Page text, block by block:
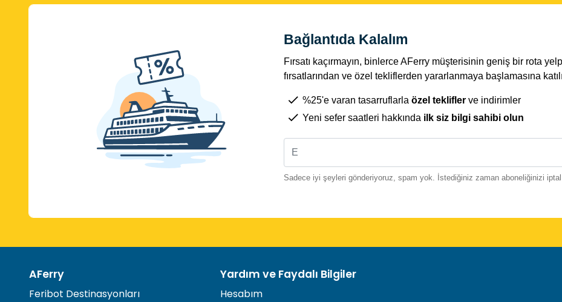
Bağlantıda Kalalım
Fırsatı kaçırmayın, binlerce AFerry müşterisinin geniş bir rota
fırsatlarından ve özel tekliflerden yararlanmaya başlamasına
%25'e varan tasarruflarla özel teklifler ve indirimler
Yeni sefer saatleri hakkında ilk siz bilgi sahibi olun
Sadece iyi şeyleri gönderiyoruz, spam yok. İstediğiniz zaman aboneliğinizi iptal
AFerry
Feribot Destinasyonları
Yardım ve Faydalı Bilgiler
Hesabım